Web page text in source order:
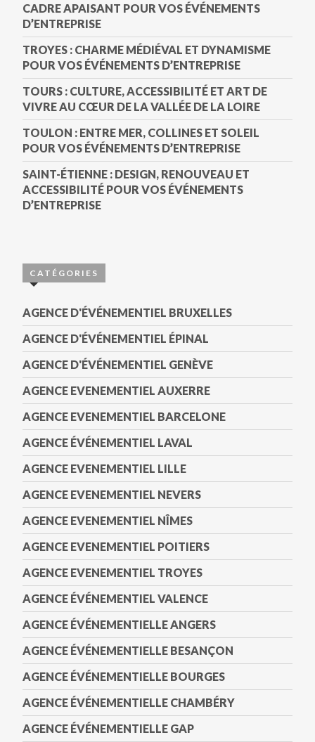
CADRE APAISANT POUR VOS ÉVÉNEMENTS
D’ENTREPRISE
TROYES : CHARME MÉDIÉVAL ET DYNAMISME
POUR VOS ÉVÉNEMENTS D’ENTREPRISE
TOURS : CULTURE, ACCESSIBILITÉ ET ART DE
VIVRE AU CŒUR DE LA VALLÉE DE LA LOIRE
TOULON : ENTRE MER, COLLINES ET SOLEIL
POUR VOS ÉVÉNEMENTS D’ENTREPRISE
SAINT-ÉTIENNE : DESIGN, RENOUVEAU ET
ACCESSIBILITÉ POUR VOS ÉVÉNEMENTS
D’ENTREPRISE
CATÉGORIES
AGENCE D'ÉVÉNEMENTIEL BRUXELLES
AGENCE D'ÉVÉNEMENTIEL ÉPINAL
AGENCE D'ÉVÉNEMENTIEL GENÈVE
AGENCE EVENEMENTIEL AUXERRE
AGENCE EVENEMENTIEL BARCELONE
AGENCE ÉVÉNEMENTIEL LAVAL
AGENCE EVENEMENTIEL LILLE
AGENCE EVENEMENTIEL NEVERS
AGENCE EVENEMENTIEL NÎMES
AGENCE EVENEMENTIEL POITIERS
AGENCE EVENEMENTIEL TROYES
AGENCE ÉVÉNEMENTIEL VALENCE
AGENCE ÉVÉNEMENTIELLE ANGERS
AGENCE ÉVÉNEMENTIELLE BESANÇON
AGENCE ÉVÉNEMENTIELLE BOURGES
AGENCE ÉVÉNEMENTIELLE CHAMBÉRY
AGENCE ÉVÉNEMENTIELLE GAP